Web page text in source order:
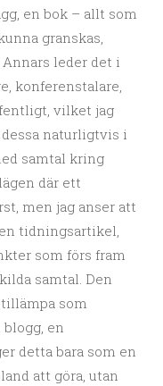
en bok – allt som
granskas,
leder det i
konferenstalare,
vilket jag
naturligtvis i
samtal kring
där ett
men jag anser att
tidningsartikel,
som förs fram
samtal. Den
som
en
detta bara som en
att göra, utan